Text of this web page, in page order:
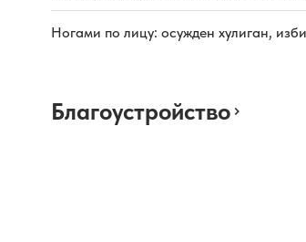
Ногами по лицу: осужден хулиган,
Благоустройство